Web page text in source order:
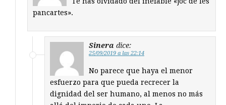
pancartes».
Sinera dice:
25/09/2019 a las 22:14
No parece que haya el menor
esfuerzo para que pueda recrecer la
dignidad del ser humano, al menos no más